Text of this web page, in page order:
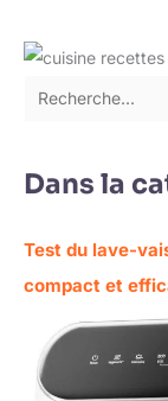
Dans la
Test du lave-
compact et